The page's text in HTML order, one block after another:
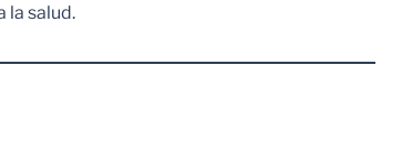
la salud.